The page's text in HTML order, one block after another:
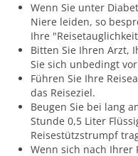
Wenn Sie unter
Niere leiden, so
Ihre
Bitten Sie Ihren Arzt,
Sie sich unbedingt
Führen Sie Ihre
das Reiseziel.
Beugen Sie bei lang
Stunde 0,5 Liter
Reisestützstrumpf
Wenn sich nach Ihrer